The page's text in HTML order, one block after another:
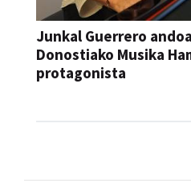
Junkal Guerrero
Donostiako Musika
protagonista